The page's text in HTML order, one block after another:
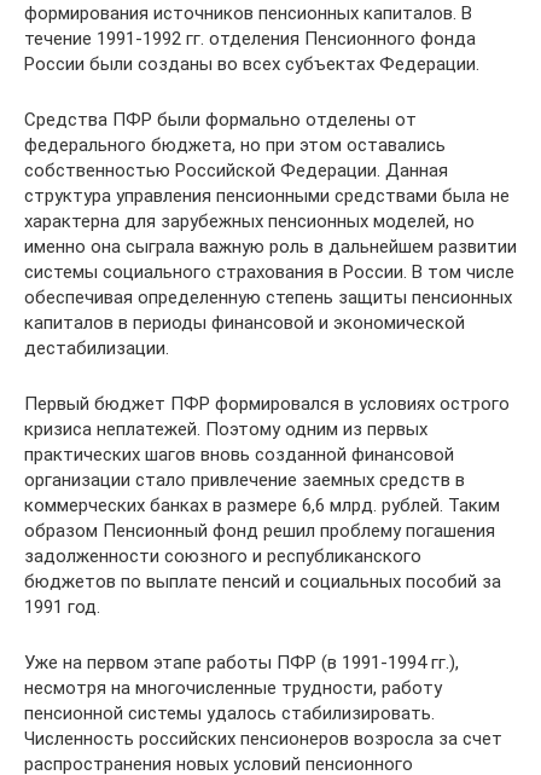
формирования источников пенсионных капиталов. В
течение 1991-1992 гг. отделения Пенсионного фонда
России были созданы во всех субъектах Федерации.
Средства ПФР были формально отделены от
федерального бюджета, но при этом оставались
собственностью Российской Федерации. Данная
структура управления пенсионными средствами была не
характерна для зарубежных пенсионных моделей, но
именно она сыграла важную роль в дальнейшем развитии
системы социального страхования в России. В том числе
обеспечивая определенную степень защиты пенсионных
капиталов в периоды финансовой и экономической
дестабилизации.
Первый бюджет ПФР формировался в условиях острого
кризиса неплатежей. Поэтому одним из первых
практических шагов вновь созданной финансовой
организации стало привлечение заемных средств в
коммерческих банках в размере 6,6 млрд. рублей. Таким
образом Пенсионный фонд решил проблему погашения
задолженности союзного и республиканского
бюджетов по выплате пенсий и социальных пособий за
1991 год.
Уже на первом этапе работы ПФР (в 1991-1994 гг.),
несмотря на многочисленные трудности, работу
пенсионной системы удалось стабилизировать.
Численность российских пенсионеров возросла за счет
распространения новых условий пенсионного